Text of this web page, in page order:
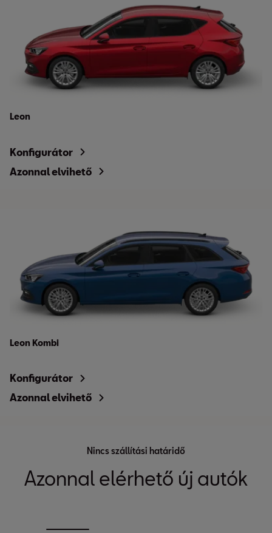
Leon
Konfigurátor
Azonnal elvihető
Leon Kombi
Konfigurátor
Azonnal elvihető
Nincs szállítási határidő
Azonnal elérhető új autók
Hírek a SEAT világából
Tovább a hírekhez